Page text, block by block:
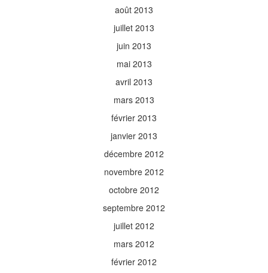
août 2013
juillet 2013
juin 2013
mai 2013
avril 2013
mars 2013
février 2013
janvier 2013
décembre 2012
novembre 2012
octobre 2012
septembre 2012
juillet 2012
mars 2012
février 2012